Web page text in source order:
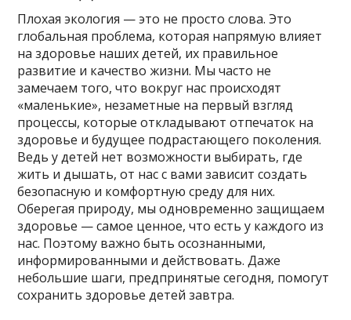
Плохая экология — это не просто слова. Это
глобальная проблема, которая напрямую влияет
на здоровье наших детей, их правильное
развитие и качество жизни. Мы часто не
замечаем того, что вокруг нас происходят
«маленькие», незаметные на первый взгляд
процессы, которые откладывают отпечаток на
здоровье и будущее подрастающего поколения.
Ведь у детей нет возможности выбирать, где
жить и дышать, от нас с вами зависит создать
безопасную и комфортную среду для них.
Оберегая природу, мы одновременно защищаем
здоровье — самое ценное, что есть у каждого из
нас. Поэтому важно быть осознанными,
информированными и действовать. Даже
небольшие шаги, предпринятые сегодня, помогут
сохранить здоровье детей завтра.